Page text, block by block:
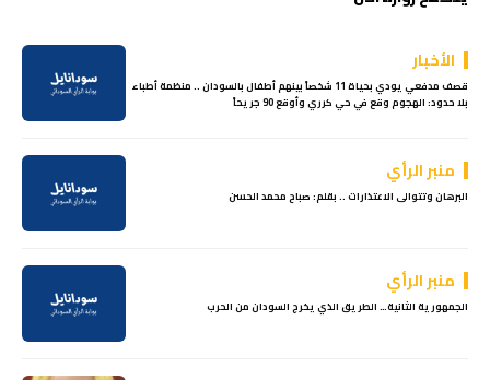
الأخبار
قصف مدفعي يودي بحياة 11 شخصاً بينهم أطفال بالسودان .. منظمة أطباء
بلا حدود: الهجوم وقع في حي كرري وأوقع 90 جريحاً
منبر الرأي
البرهان وتتوالى الاعتذارات .. بقلم: صباح محمد الحسن
منبر الرأي
الجمهورية الثانية… الطريق الذي يخرج السودان من الحرب